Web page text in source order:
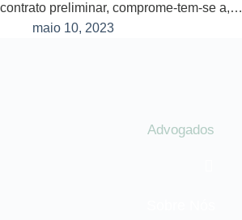
contrato preliminar, comprome-tem-se a,…
maio 10, 2023
Advogados